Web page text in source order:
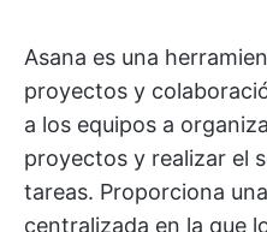
Asana es una
proyectos y
a los equipos a
proyectos y realizar el
tareas. Proporciona
centralizada en la que